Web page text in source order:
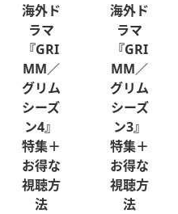
海外ド
ラマ
『GRI
MM／
グリム
シーズ
ン4』
特集＋
お得な
視聴方
法
海外ド
ラマ
『GRI
MM／
グリム
シーズ
ン3』
特集＋
お得な
視聴方
法